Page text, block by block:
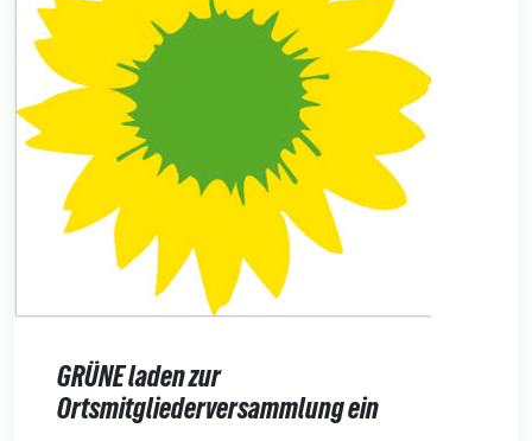
GRÜNE laden zur
Ortsmitgliederversammlung ein